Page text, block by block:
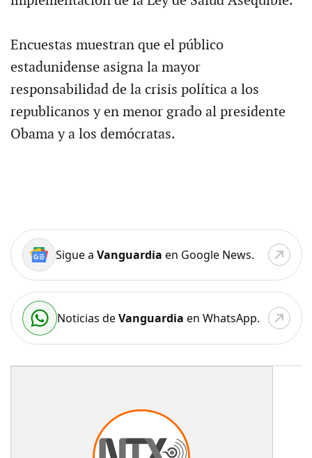
Encuestas muestran que el público
estadunidense asigna la mayor
responsabilidad de la crisis política a los
republicanos y en menor grado al presidente
Obama y a los demócratas.
Sigue a Vanguardia en Google News.
Noticias deVanguardia en WhatsApp.